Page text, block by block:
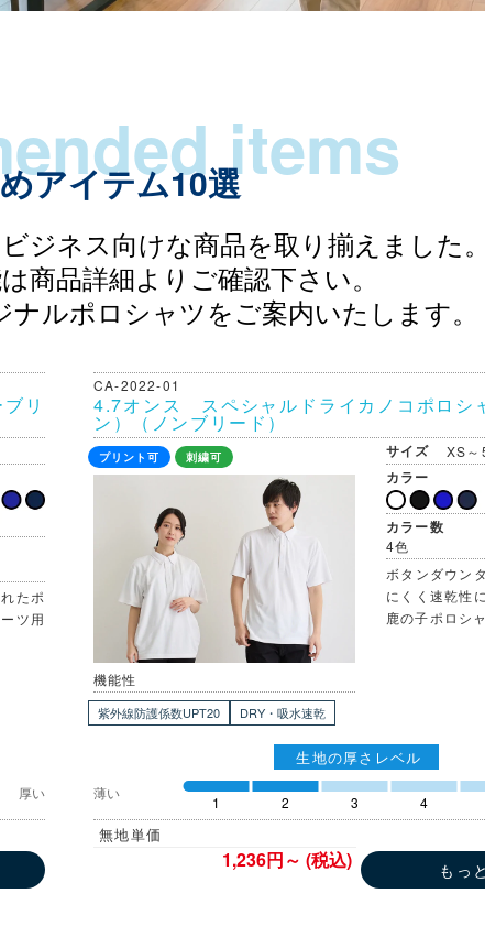
アイテム10選
ジネス向けな商品を取り揃えました。
商品詳細よりご確認下さい。
ルポロシャツをご案内いたします。
リ
たポ
ツ用
厚い
CA-2022-01
4.7オンス スペシャルドライカノコポロシ
ン）（ノンブリード）
プリント可 刺繍可
機能性
紫外線防護係数UPT20 DRY・吸水速乾
サイズ XS～
カラー
カラー数
4色
ボタンダウン
にくく速乾性
鹿の子ポロシャ
生地の厚さレベル
薄い
1 2 3 4
無地単価
1,236円～ (税込) もっ